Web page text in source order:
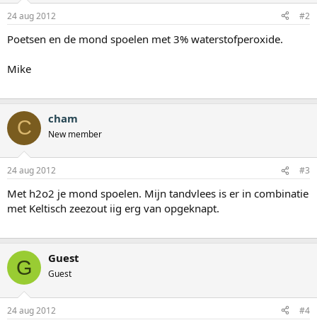
24 aug 2012 #2
Poetsen en de mond spoelen met 3% waterstofperoxide.
Mike
C cham
New member
24 aug 2012 #3
Met h2o2 je mond spoelen. Mijn tandvlees is er in combinatie
met Keltisch zeezout iig erg van opgeknapt.
G Guest
Guest
24 aug 2012 #4